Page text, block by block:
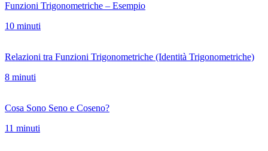
Funzioni Trigonometriche – Esempio
10 minuti
Relazioni tra Funzioni Trigonometriche (Identità Trigonometriche)
8 minuti
Cosa Sono Seno e Coseno?
11 minuti